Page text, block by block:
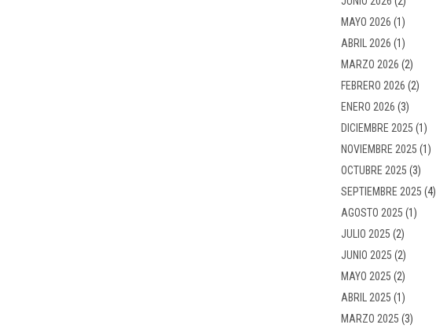
MAYO 2026 (1)
ABRIL 2026 (1)
MARZO 2026 (2)
FEBRERO 2026 (2)
ENERO 2026 (3)
DICIEMBRE 2025 (1)
NOVIEMBRE 2025 (1)
OCTUBRE 2025 (3)
SEPTIEMBRE 2025 (4)
AGOSTO 2025 (1)
JULIO 2025 (2)
JUNIO 2025 (2)
MAYO 2025 (2)
ABRIL 2025 (1)
MARZO 2025 (3)